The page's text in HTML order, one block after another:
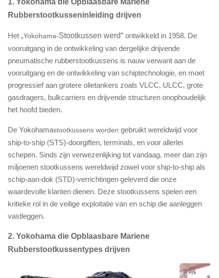
1. Yokohama die Opblaasbare Mariene
Rubberstootkusseninleiding drijven
Het „Yokohama-Stootkussen werd“ ontwikkeld in 1958. De
vooruitgang in de ontwikkeling van dergelijke drijvende
pneumatische rubberstootkussens is nauw verwant aan de
vooruitgang en de ontwikkeling van schiptechnologie, en moet
progressief aan grotere olietankers zoals VLCC, ULCC, grote
gasdragers, bulkcarriers en drijvende structuren onophoudelijk
het hoofd bieden.
De Yokohamastootkussens worden gebruikt wereldwijd voor
ship-to-ship (STS)-doorgiften, terminals, en voor allerlei
schepen. Sinds zijn verwezenlijking tot vandaag, meer dan zijn
miljoenen stootkussens wereldwijd zowel voor ship-to-ship als
schip-aan-dok (STD)-verrichtingen geleverd die onze
waardevolle klanten dienen. Deze stootkussens spelen een
kritieke rol in de veilige exploitatie van en schip die aanleggen
vastleggen.
2. Yokohama die Opblaasbare Mariene
Rubberstootkussentypes drijven